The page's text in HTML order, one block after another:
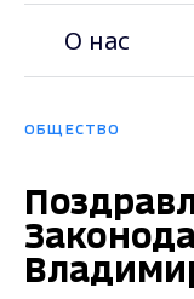
О нас
ОБЩЕСТВО